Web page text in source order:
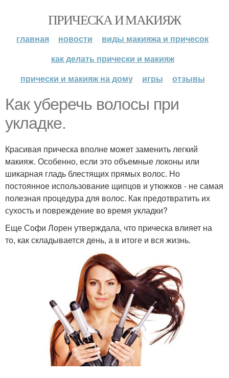
ПРИЧЕСКА И МАКИЯЖ
главная новости
виды макияжа и причесок
как делать прически и макияж
прически и макияж на дому
игры отзывы
Как уберечь волосы при
укладке.
Красивая прическа вполне может заменить легкий
макияж. Особенно, если это объемные локоны или
шикарная гладь блестящих прямых волос. Но
постоянное использование щипцов и утюжков - не самая
полезная процедура для волос. Как предотвратить их
сухость и повреждение во время укладки?
Еще Софи Лорен утверждала, что прическа влияет на
то, как складывается день, а в итоге и вся жизнь.